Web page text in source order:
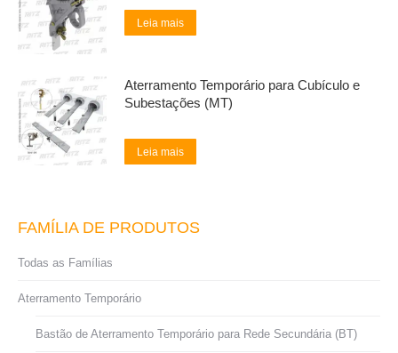
Leia mais
Aterramento Temporário para Cubículo e
Subestações (MT)
Leia mais
FAMÍLIA DE PRODUTOS
Todas as Famílias
Aterramento Temporário
Bastão de Aterramento Temporário para Rede Secundária (BT)